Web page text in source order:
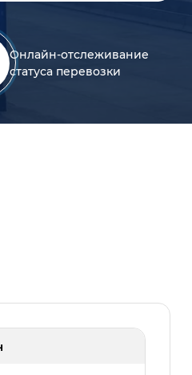
Онлайн-отслеживание
статуса перевозки